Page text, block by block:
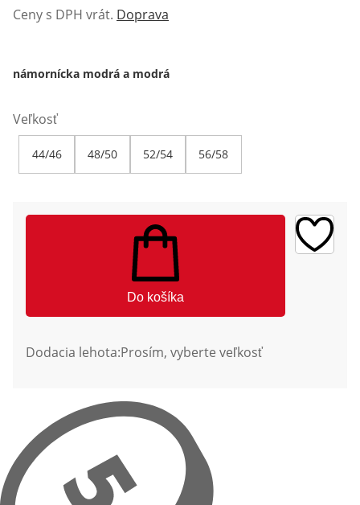
Ceny s DPH vrát. Doprava
námornícka modrá a modrá
Veľkosť
44/46 48/50 52/54 56/58
Do košíka
Dodacia lehota:Prosím, vyberte veľkosť